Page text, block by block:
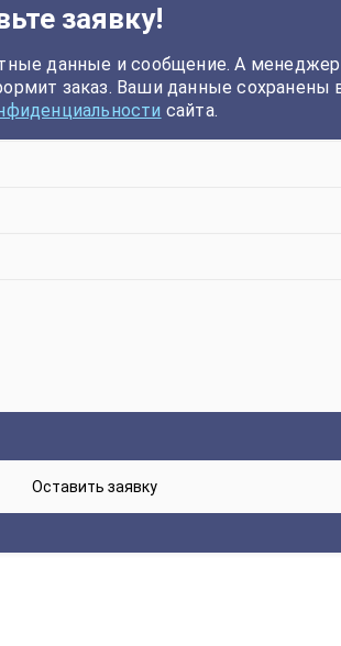
заявку!
данные и сообщение. А
заказ. Ваши данные сохранены
сайта.